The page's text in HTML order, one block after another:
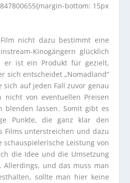
bottom: 15px
nicht dazu bestimmt eine
Kinogängern glücklich
er ist ein Produkt für gezielt,
sich entscheidet „Nomadland“
sich auf jeden Fall zuvor genau
von eventuellen Preisen
blenden lassen. Somit gibt es
Punkte, die ganz klar den
Films unterstreichen und dazu
Leistung von
die Idee und die Umsetzung
Allerdings, und das muss man
sollte man hier keine